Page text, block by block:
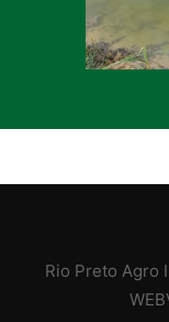
Rio Preto Agro